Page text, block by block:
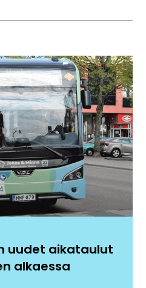
uudet aikataulut
alkaessa